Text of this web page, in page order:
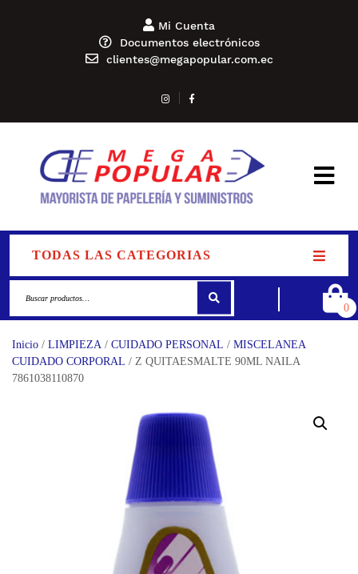
Mi Cuenta
Documentos electrónicos
clientes@megapopular.com.ec
TODAS LAS CATEGORIAS
0
Inicio / LIMPIEZA / CUIDADO PERSONAL / MISCELANEA
CUIDADO CORPORAL / Z QUITAESMALTE 90ML NAILA
7861038110870